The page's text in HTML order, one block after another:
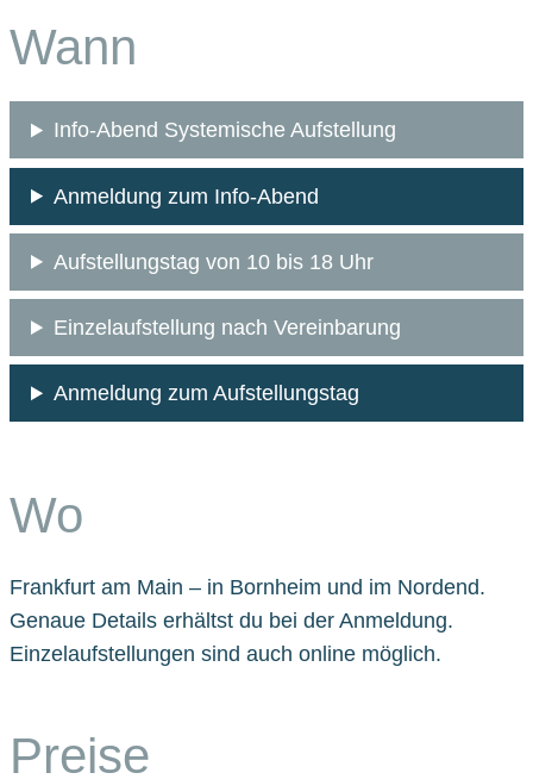
Wann
Info-Abend Systemische Aufstellung
Anmeldung zum Info-Abend
Aufstellungstag von 10 bis 18 Uhr
Einzelaufstellung nach Vereinbarung
Anmeldung zum Aufstellungstag
Wo
Frankfurt am Main – in Bornheim und im Nordend.
Genaue Details erhältst du bei der Anmeldung.
Einzelaufstellungen sind auch online möglich.
Preise